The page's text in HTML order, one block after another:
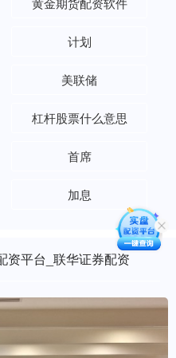
计划
美联储
杠杆股票什么意思
首席
加息
资平台_联华证券配资